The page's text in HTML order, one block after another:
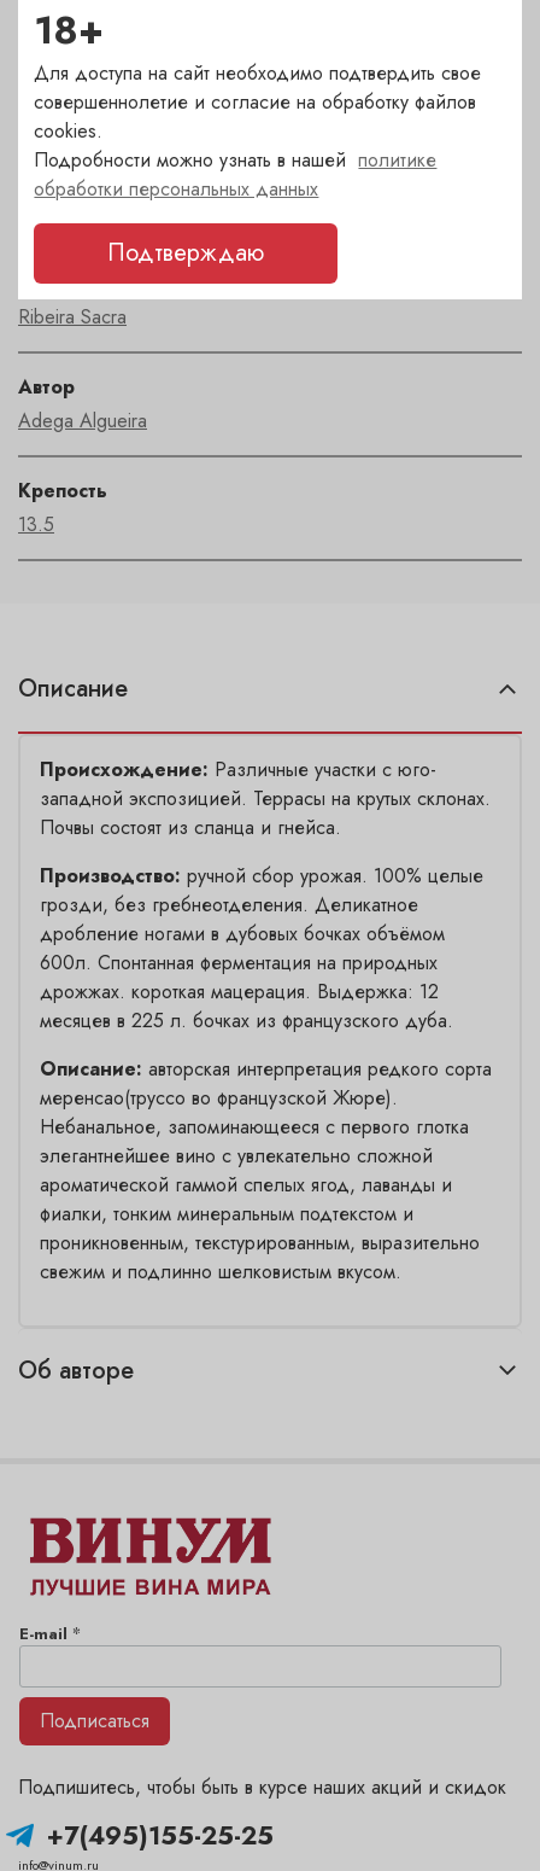
Страна
Испания
Сорт
Регион
Ribeira Sacra
Автор
Adega Algueira
Крепость
13.5
Описание
Происхождение: Различные участки с юго-
западной экспозицией. Террасы на крутых склонах.
Почвы состоят из сланца и гнейса.
Производство: ручной сбор урожая. 100% целые
грозди, без гребнеотделения. Деликатное
дробление ногами в дубовых бочках объёмом
600л. Спонтанная ферментация на природных
дрожжах. короткая мацерация. Выдержка: 12
месяцев в 225 л. бочках из французского дуба.
Описание: авторская интерпретация редкого сорта
меренсао(труссо во французской Жюре).
Небанальное, запоминающееся с первого глотка
элегантнейшее вино с увлекательно сложной
ароматической гаммой спелых ягод, лаванды и
фиалки, тонким минеральным подтекстом и
проникновенным, текстурированным, выразительно
свежим и подлинно шелковистым вкусом.
Об авторе
+7(495)155-25-25
info@vinum.ru
Подпишитесь, чтобы быть в курсе наших акций и скидок
E-mail *
Подписаться
18+
Для доступа на сайт необходимо подтвердить свое
совершеннолетие и согласие на обработку файлов
cookies.
Подробности можно узнать в нашейполитике
обработки персональных данных
Подтверждаю